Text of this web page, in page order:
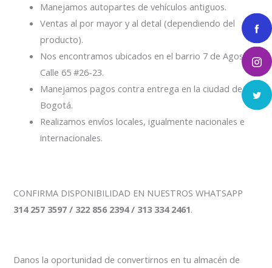
Manejamos autopartes de vehículos antiguos.
Ventas al por mayor y al detal (dependiendo del
producto).
Nos encontramos ubicados en el barrio 7 de Agosto
Calle 65 #26-23.
Manejamos pagos contra entrega en la ciudad de
Bogotá.
Realizamos envíos locales, igualmente nacionales e
internacionales.
CONFIRMA DISPONIBILIDAD EN NUESTROS WHATSAPP
314 257 3597 / 322 856 2394 / 313 334 2461.
Danos la oportunidad de convertirnos en tu almacén de